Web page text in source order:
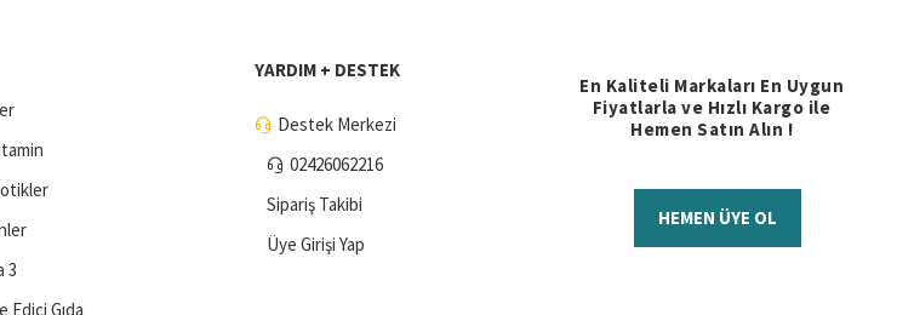
3
Edici Gıda
YARDIM + DESTEK
Destek Merkezi
02426062216
Sipariş Takibi
Üye Girişi Yap
En Kaliteli Markaları En Uygun
Fiyatlarla ve Hızlı Kargo ile
Hemen Satın Alın !
HEMEN ÜYE OL